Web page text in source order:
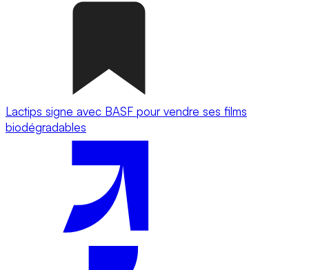
Lactips signe avec BASF pour vendre ses films
biodégradables